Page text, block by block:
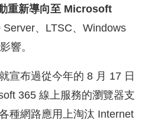
重新導向至 Microsoft
Server、LTSC、Windows
響。
宣布過從今年的 8 月 17 日
365 線上服務的瀏覽器支
種網路應用上淘汰 Internet